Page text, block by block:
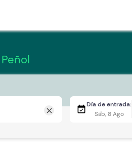
Peñol
close event_availableDía de entrada:
Sáb, 8 Ago